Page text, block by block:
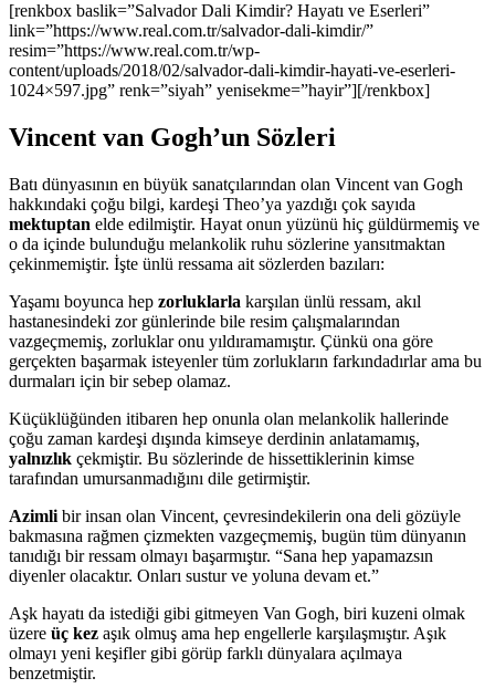
[renkbox baslik=”Salvador Dali Kimdir? Hayatı ve Eserleri”
link=”https://www.real.com.tr/salvador-dali-kimdir/”
resim=”https://www.real.com.tr/wp-
content/uploads/2018/02/salvador-dali-kimdir-hayati-ve-eserleri-
1024×597.jpg” renk=”siyah” yenisekme=”hayir”][/renkbox]
Vincent van Gogh’un Sözleri
Batı dünyasının en büyük sanatçılarından olan Vincent van Gogh
hakkındaki çoğu bilgi, kardeşi Theo’ya yazdığı çok sayıda
mektuptan elde edilmiştir. Hayat onun yüzünü hiç güldürmemiş ve
o da içinde bulunduğu melankolik ruhu sözlerine yansıtmaktan
çekinmemiştir. İşte ünlü ressama ait sözlerden bazıları:
Yaşamı boyunca hep zorluklarla karşılan ünlü ressam, akıl
hastanesindeki zor günlerinde bile resim çalışmalarından
vazgeçmemiş, zorluklar onu yıldıramamıştır. Çünkü ona göre
gerçekten başarmak isteyenler tüm zorlukların farkındadırlar ama bu
durmaları için bir sebep olamaz.
Küçüklüğünden itibaren hep onunla olan melankolik hallerinde
çoğu zaman kardeşi dışında kimseye derdinin anlatamamış,
yalnızlık çekmiştir. Bu sözlerinde de hissettiklerinin kimse
tarafından umursanmadığını dile getirmiştir.
Azimli bir insan olan Vincent, çevresindekilerin ona deli gözüyle
bakmasına rağmen çizmekten vazgeçmemiş, bugün tüm dünyanın
tanıdığı bir ressam olmayı başarmıştır. “Sana hep yapamazsın
diyenler olacaktır. Onları sustur ve yoluna devam et.”
Aşk hayatı da istediği gibi gitmeyen Van Gogh, biri kuzeni olmak
üzere üç kez aşık olmuş ama hep engellerle karşılaşmıştır. Aşık
olmayı yeni keşifler gibi görüp farklı dünyalara açılmaya
benzetmiştir.